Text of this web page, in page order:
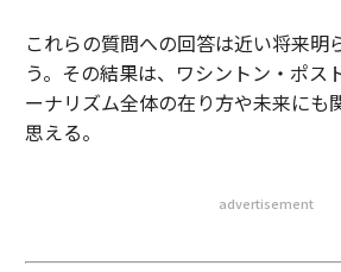
これらの質問への回答は近い将来明
う。その結果は、ワシントン・ポス
ーナリズム全体の在り方や未来にも
思える。
advertisement